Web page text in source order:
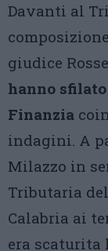
Davanti al
giudice
hanno
Finanzia
indagini. A
Milazzo in
Tributaria
Calabria ai
era scaturita